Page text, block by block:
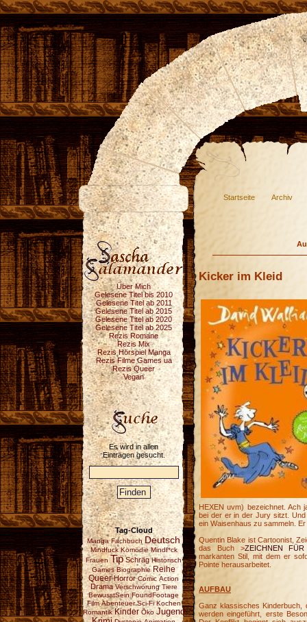
Startseite Archiv
Über Mich
Gelesene Titel bis 2010
Gelesene Titel ab 2011
Gelesene Titel ab 2015
Gelesene Titel ab 2020
Gelesene Titel ab 2025
Rezis Romane
Rezis Mix
Rezis Hörspiel Manga
Rezis Filme Games ua
Rezis Queer
Vegan
Es wird in allen
Einträgen gesucht.
Tag-Cloud
Manga Fachbuch Deutsch
Mindfuck Komödie Mindf*ck
Frauen Tip Schräg Historisch
Games Biographie Reihe
Queer Horror Comic Action
Drama Verschwörung Tiere
BewusstSein FoundFootage
Film Abenteuer Sci-Fi Kochen
Romantik Kinder Öko Jugend
Kicker im Kleid
HEXEN uvm) bezeichnet. Ach
bei der er in der Jury sitzt.
ein Waisenhaus zu sammeln.
Quentin Blake ist Cartoonist,
das Buch >ZEICHNEN FÜR
markanten Stil, mit dem er
Pointe herausarbeitet.
AUFBAU
Ganz klassisches Kinderbuch,
werden eingeführt, erste